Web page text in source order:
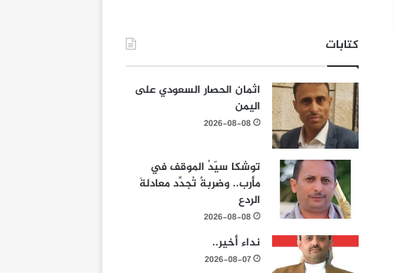
كتابات
اثمان الحصار السعودي على
اليمن
2026-08-08
توشكا سيّدُ الموقف في
مأرب.. وضربةٌ تُجدِّد معادلةَ
الردع
2026-08-08
نداء أخير..
2026-08-07